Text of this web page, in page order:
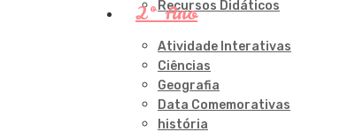
Recursos Didáticos
2º Ano
Atividade Interativas
Ciências
Geografia
Data Comemorativas
história